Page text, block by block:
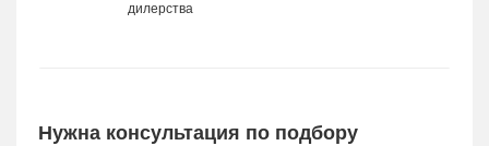
дилерства
Нужна консультация по подбору